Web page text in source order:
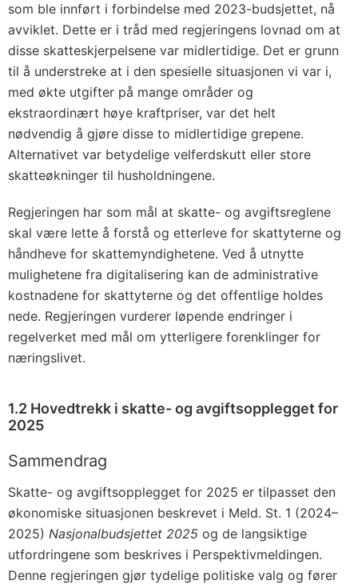
som ble innført i forbindelse med 2023-budsjettet, nå
avviklet. Dette er i tråd med regjeringens lovnad om at
disse skatteskjerpelsene var midlertidige. Det er grunn
til å understreke at i den spesielle situasjonen vi var i,
med økte utgifter på mange områder og
ekstraordinært høye kraftpriser, var det helt
nødvendig å gjøre disse to midlertidige grepene.
Alternativet var betydelige velferdskutt eller store
skatteøkninger til husholdningene.
Regjeringen har som mål at skatte- og avgiftsreglene
skal være lette å forstå og etterleve for skattyterne og
håndheve for skattemyndighetene. Ved å utnytte
mulighetene fra digitalisering kan de administrative
kostnadene for skattyterne og det offentlige holdes
nede. Regjeringen vurderer løpende endringer i
regelverket med mål om ytterligere forenklinger for
næringslivet.
1.2 Hovedtrekk i skatte- og avgiftsopplegget for
2025
Sammendrag
Skatte- og avgiftsopplegget for 2025 er tilpasset den
økonomiske situasjonen beskrevet i Meld. St. 1 (2024–
2025) Nasjonalbudsjettet 2025 og de langsiktige
utfordringene som beskrives i Perspektivmeldingen.
Denne regjeringen gjør tydelige politiske valg og fører